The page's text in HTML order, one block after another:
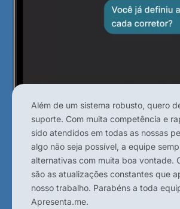
Além de um sistema robusto, quero
suporte. Com muita competência e
sido atendidos em todas as nossas
algo não seja possível, a equipe
alternativas com muita boa vontade.
são as atualizações constantes que
nosso trabalho. Parabéns a toda
Apresenta.me.